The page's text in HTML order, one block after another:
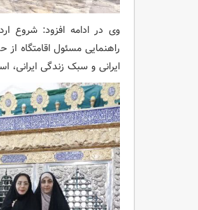
وی در ادامه افزود: شروع
راهنمایی مسئول اقامتگاه
ایرانی و سبک زندگی ایرانی،